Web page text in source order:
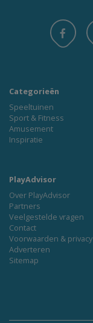
Categorieën
Speeltuinen
Sport & Fitness
Amusement
Inspiratie
PlayAdvisor
Over PlayAdvisor
Partners
Veelgestelde vragen
Contact
Voorwaarden & privacy
Adverteren
Sitemap